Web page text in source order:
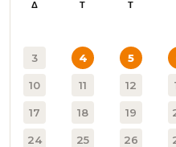
Δ Τ Τ
3 4 5
10 11 12
17 18 19
24 25 26